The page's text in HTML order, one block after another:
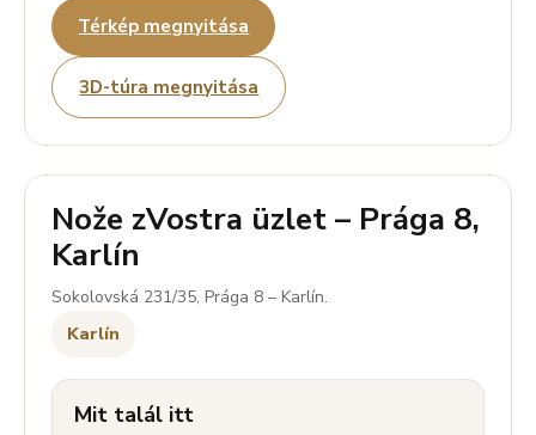
Térkép megnyitása
3D-túra megnyitása
Nože zVostra üzlet – Prága 8,
Karlín
Sokolovská 231/35, Prága 8 – Karlín.
Karlín
Mit talál itt